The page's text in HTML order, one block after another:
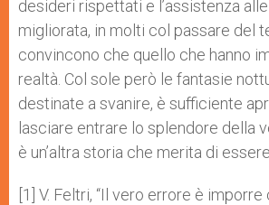
desideri rispettati e l’assistenza
migliorata, in molti col passare del
convincono che quello che hanno
realtà. Col sole però le fantasie
destinate a svanire, è sufficiente
lasciare entrare lo splendore della
è un’altra storia che merita di
[1] V. Feltri, “Il vero errore è imporre